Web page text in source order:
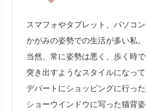
スマフォやタブレット、パソコ
かがみの姿勢での生活が多い私。
当然、常に姿勢は悪く、歩く時
突き出すようなスタイルになって
デパートにショッピングに行っ
ショーウインドウに写った猫背